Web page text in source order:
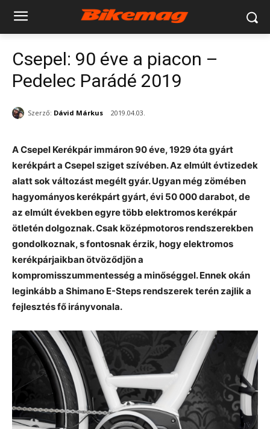
Csepel: 90 éve a piacon –
Pedelec Parádé 2019
Szerző: Dávid Márkus 2019.04.03.
A Csepel Kerékpár immáron 90 éve, 1929 óta gyárt
kerékpárt a Csepel sziget szívében. Az elmúlt évtizedek
alatt sok változást megélt gyár. Ugyan még zömében
hagyományos kerékpárt gyárt, évi 50 000 darabot, de
az elmúlt években egyre több elektromos kerékpár
ötletén dolgoznak. Csak középmotoros rendszerekben
gondolkoznak, s fontosnak érzik, hogy elektromos
kerékpárjaikban ötvöződjön a
kompromisszummentesség a minőséggel. Ennek okán
leginkább a Shimano E-Steps rendszerek terén zajlik a
fejlesztés fő irányvonala.